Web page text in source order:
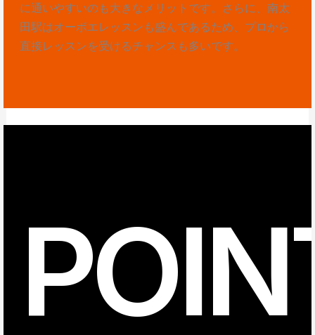
に通いやすいのも大きなメリットです。さらに、南太
田駅はオーボエレッスンも盛んであるため、プロから
直接レッスンを受けるチャンスも多いです。